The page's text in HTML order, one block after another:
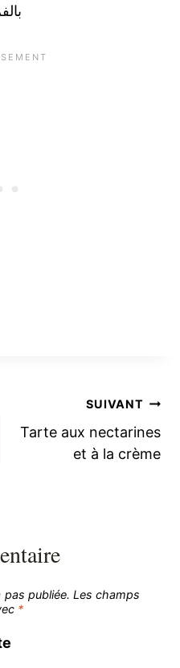
SUIVANT
Tarte aux nectarines
et à la crème
pas publiée. Les champs
*